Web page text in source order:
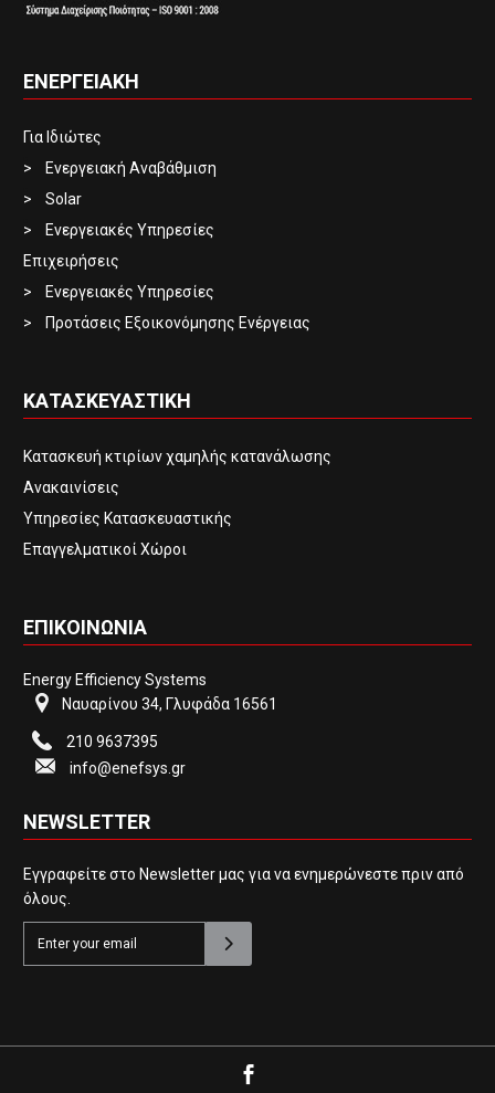
ΕΝΕΡΓΕΙΑΚΗ
Για Ιδιώτες
Ενεργειακή Αναβάθμιση
Solar
Ενεργειακές Υπηρεσίες
Επιχειρήσεις
Ενεργειακές Υπηρεσίες
Προτάσεις Εξοικονόμησης Ενέργειας
ΚΑΤΑΣΚΕΥΑΣΤΙΚΗ
Κατασκευή κτιρίων χαμηλής κατανάλωσης
Ανακαινίσεις
Υπηρεσίες Κατασκευαστικής
Επαγγελματικοί Χώροι
ΕΠΙΚΟΙΝΩΝΙΑ
Energy Efficiency Systems
Ναυαρίνου 34, Γλυφάδα 16561
210 9637395
info@enefsys.gr
NEWSLETTER
Εγγραφείτε στο Newsletter μας για να ενημερώνεστε πριν από
όλους.